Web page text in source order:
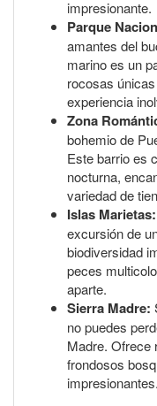
impresionante.
Parque
amantes del
marino es un
rocosas
experiencia
Zona
bohemio de
Este barrio es
nocturna,
variedad de
Islas Marietas:
excursión de
biodiversidad
peces
aparte.
Sierra Madre:
no puedes
Madre. Ofrece
frondosos
impresionantes.